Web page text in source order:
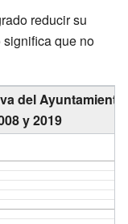
reducir su
que no
del
y 2019